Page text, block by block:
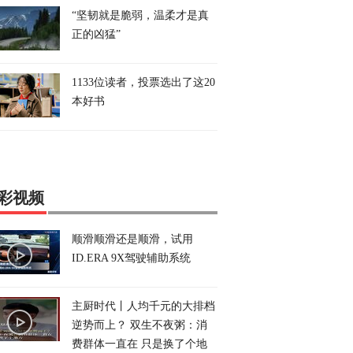
“坚韧就是脆弱，温柔才是真
正的凶猛”
1133位读者，投票选出了这20
本好书
视频
顺滑顺滑还是顺滑，试用
ID.ERA 9X驾驶辅助系统
主厨时代丨人均千元的大排档
逆势而上？ 双生不夜粥：消
费群体一直在 只是换了个地